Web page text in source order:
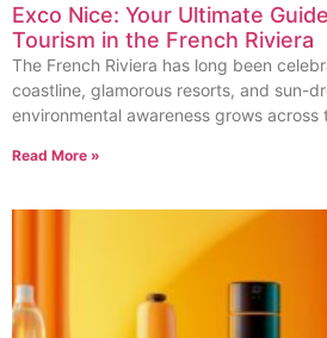
Exco Nice: Your Ultimate
Tourism in the French Riviera
The French Riviera has long been
coastline, glamorous resorts, and sun-
environmental awareness grows across
Read More »